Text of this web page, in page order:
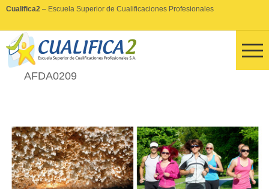
Cualifica2 – Escuela Superior de Cualificaciones Profesionales
AFDA0209